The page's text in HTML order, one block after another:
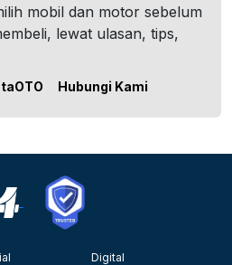
mobil dan motor sebelum
lewat ulasan, tips,
Hubungi Kami
Digital